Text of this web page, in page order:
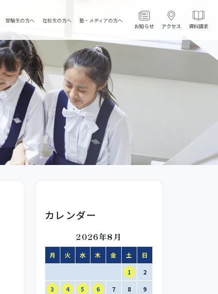
お知らせ アクセス 資料請求
受験生の方へ 在校生の方へ 塾・メディアの方へ
カレンダー
2026年8月
月 火 水 木 金 土 日
1 2
3 4 5 6 7 8 9